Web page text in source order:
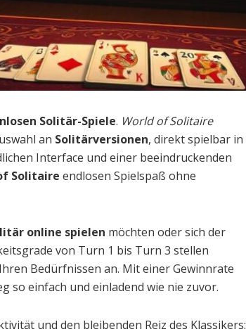
Solitär-Spiele. World of Solitaire
an Solitärversionen, direkt spielbar in
Interface und einer beeindruckenden
Solitaire endlosen Spielspaß ohne
online spielen möchten oder sich der
von Turn 1 bis Turn 3 stellen
Bedürfnissen an. Mit einer Gewinnrate
so einfach und einladend wie nie zuvor.
und den bleibenden Reiz des Klassikers: